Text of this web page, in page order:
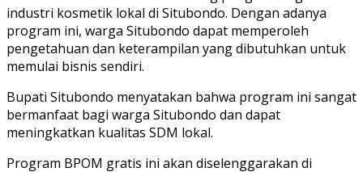
industri kosmetik lokal di Situbondo. Dengan adanya
program ini, warga Situbondo dapat memperoleh
pengetahuan dan keterampilan yang dibutuhkan untuk
memulai bisnis sendiri.
Bupati Situbondo menyatakan bahwa program ini sangat
bermanfaat bagi warga Situbondo dan dapat
meningkatkan kualitas SDM lokal.
Program BPOM gratis ini akan diselenggarakan di